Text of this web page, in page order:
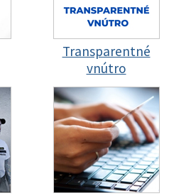
Transparentné
vnútro